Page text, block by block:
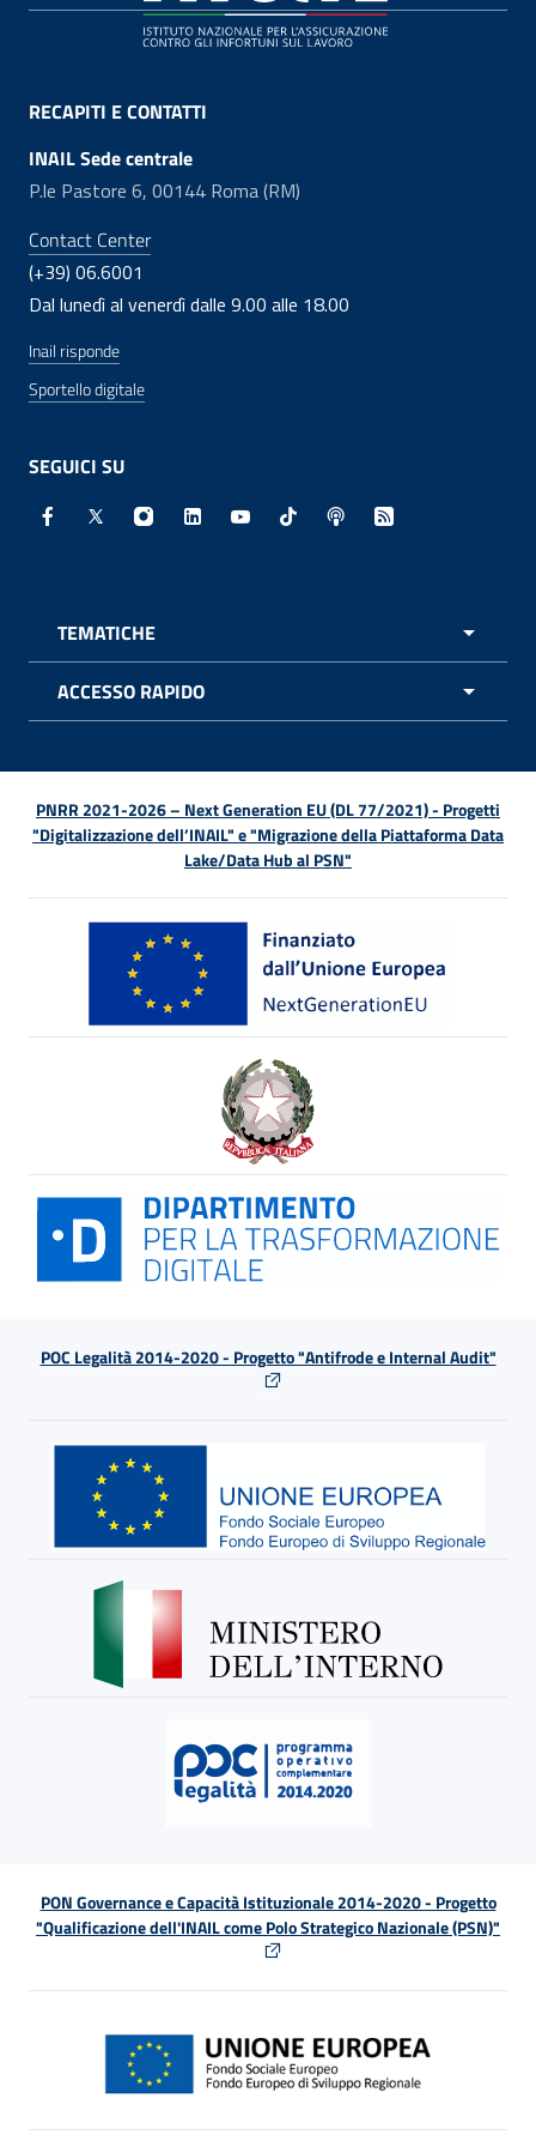
RECAPITI E CONTATTI
INAIL Sede centrale
P.le Pastore 6, 00144 Roma (RM)
Contact Center
(+39) 06.6001
Dal lunedì al venerdì dalle 9.00 alle 18.00
Inail risponde
Sportello digitale
SEGUICI SU
Facebook - Sito esterno - Apertura in nuova finestra
X - Sito esterno - Apertura in nuova finestra
Instagram - Sito esterno - Apertura in
Linkedin - Sito esterno - Apertura in
Youtube - Sito esterno -
TikTok - Sito esterno -
Spreaker - Sito
Feed RSS -
TEMATICHE
ACCESSO RAPIDO
PNRR 2021-2026 – Next Generation EU (DL 77/2021) - Progetti
"Digitalizzazione dell’INAIL" e "Migrazione della Piattaforma Data
Lake/Data Hub al PSN"
POC Legalità 2014-2020 - Progetto "Antifrode e Internal Audit"
PON Governance e Capacità Istituzionale 2014-2020 - Progetto
"Qualificazione dell'INAIL come Polo Strategico Nazionale (PSN)"